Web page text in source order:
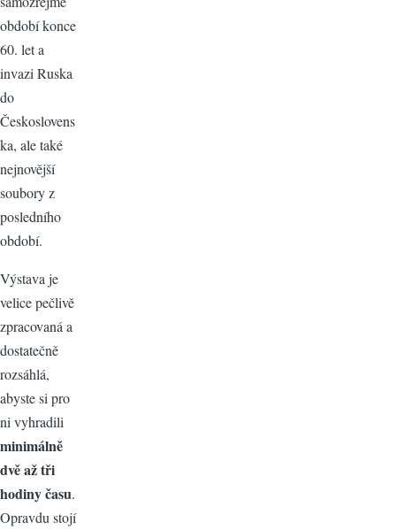
období konce
60. let a
invazi Ruska
do
Českoslovens
ka, ale také
nejnovější
soubory z
posledního
období.
Výstava je
velice pečlivě
zpracovaná a
dostatečně
rozsáhlá,
abyste si pro
ni vyhradili
minimálně
dvě až tři
hodiny času.
Opravdu stojí